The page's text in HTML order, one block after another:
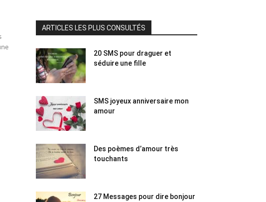
ARTICLES LES PLUS CONSULTÉS
20 SMS pour draguer et
séduire une fille
SMS joyeux anniversaire mon
amour
Des poèmes d’amour très
touchants
27 Messages pour dire bonjour